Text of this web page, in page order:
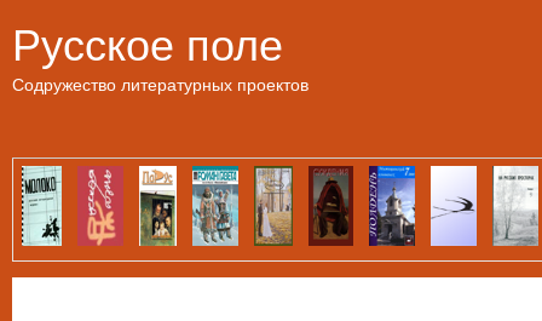
Русское поле
Содружество литературных проектов